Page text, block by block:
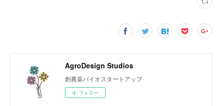
AgroDesign Studios
創農薬バイオスタートアップ
フォロー